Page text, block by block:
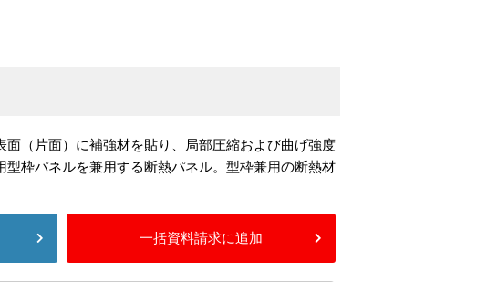
面（片面）に補強材を貼り、局部圧縮および曲げ強度
型枠パネルを兼用する断熱パネル。型枠兼用の断熱材
一括資料請求に追加